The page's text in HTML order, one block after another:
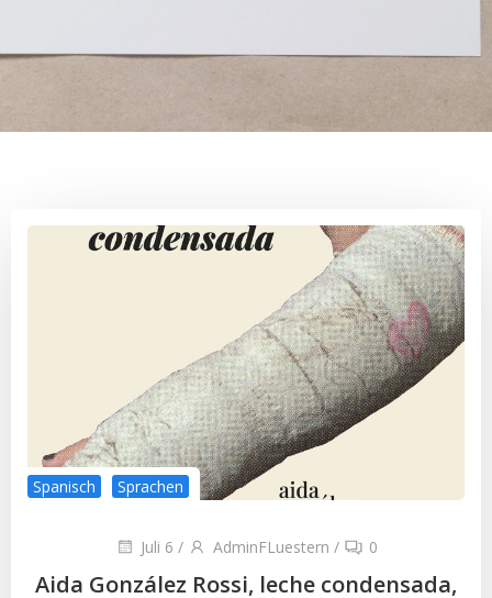
Spanisch Sprachen
Juli 6 / AdminFLuestern / 0
Aida González Rossi, leche condensada,